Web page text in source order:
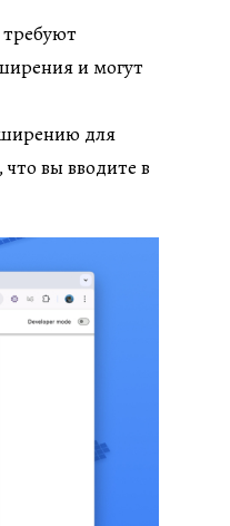
и могут
для
вы вводите в